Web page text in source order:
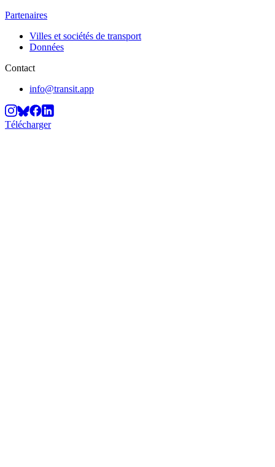
Partenaires
Villes et sociétés de transport
Données
Contact
info@transit.app
Télécharger